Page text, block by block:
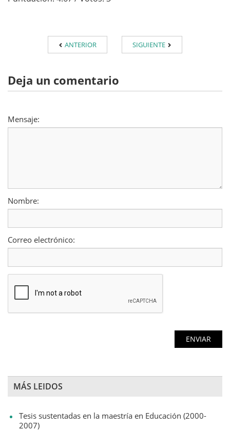
ANTERIOR SIGUIENTE
Deja un comentario
Mensaje:
Nombre:
Correo electrónico:
MÁS LEIDOS
Tesis sustentadas en la maestría en Educación (2000-
2007)